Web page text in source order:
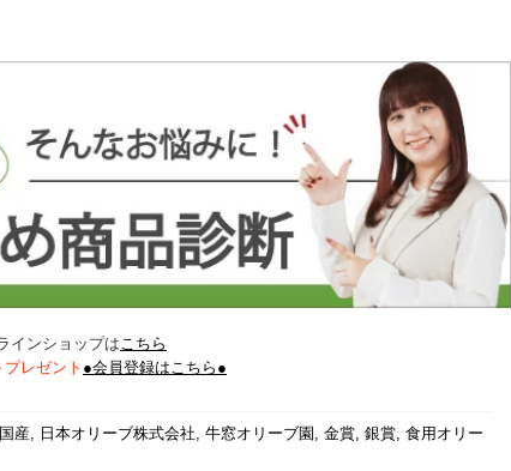
インショップはこちら
レゼント ●会員登録はこちら●
国産 日本オリーブ株式会社 牛窓オリーブ園 金賞 銀賞 食用オリー